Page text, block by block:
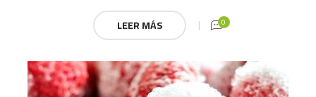
LEER MÁS
0